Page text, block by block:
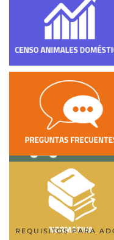
REQUISITOS PARA